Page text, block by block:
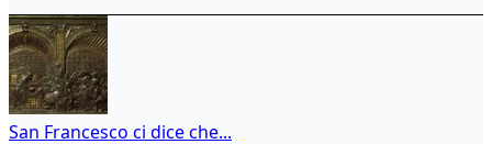
San Francesco ci dice che...